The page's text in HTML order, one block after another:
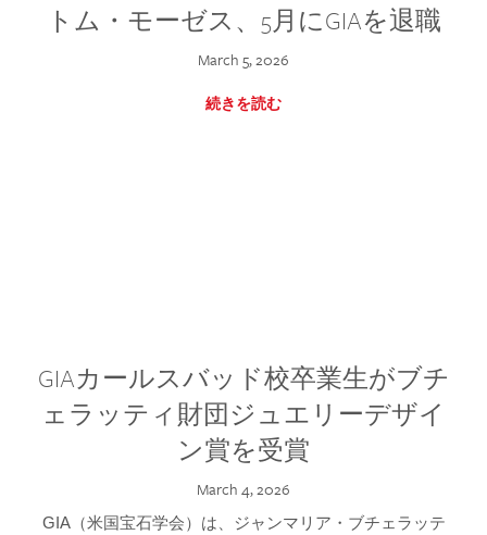
トム・モーゼス、5月にGIAを退職
March 5, 2026
続きを読む
GIAカールスバッド校卒業生がブチ
ェラッティ財団ジュエリーデザイ
ン賞を受賞
March 4, 2026
GIA（米国宝石学会）は、ジャンマリア・ブチェラッテ